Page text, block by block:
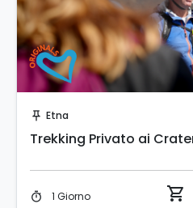
push_pin Etna
Trekking Privato ai
timer 1 Giorno shopping_cart